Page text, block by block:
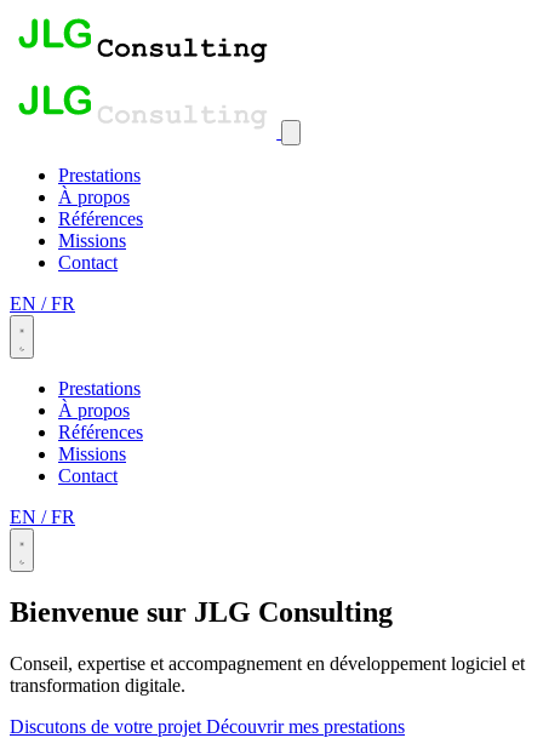
Prestations
À propos
Références
Missions
Contact
EN / FR
Prestations
À propos
Références
Missions
Contact
EN / FR
Bienvenue sur JLG Consulting
Conseil, expertise et accompagnement en développement logiciel et
transformation digitale.
Discutons de votre projet Découvrir mes prestations